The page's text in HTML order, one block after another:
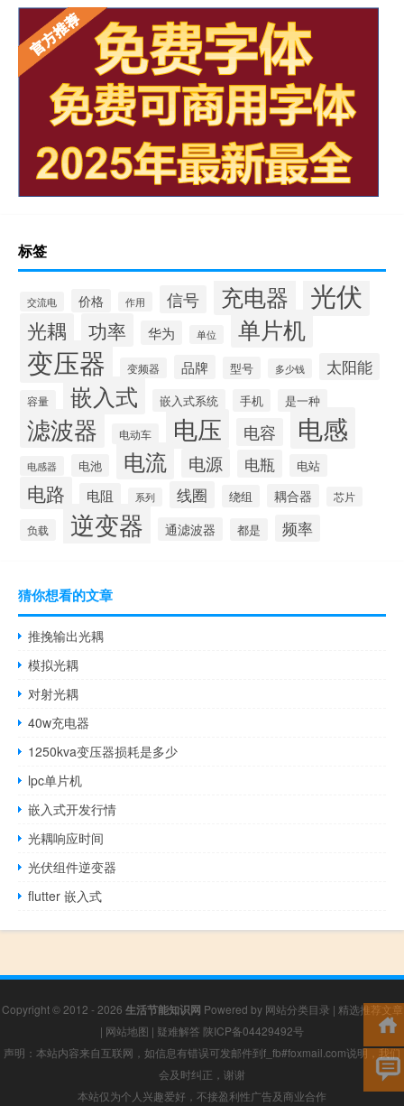
标签
交流电 价格 作用 信号 充电器 光伏
光耦 功率 华为 单位 单片机
变压器 变频器 品牌 型号 多少钱 太阳能
容量 嵌入式 嵌入式系统 手机 是一种
滤波器 电动车 电压 电容 电感
电感器 电池 电流 电源 电瓶 电站
电路 电阻 系列 线圈 绕组 耦合器 芯片
负载 逆变器 通滤波器 都是 频率
猜你想看的文章
推挽输出光耦
模拟光耦
对射光耦
40w充电器
1250kva变压器损耗是多少
lpc单片机
嵌入式开发行情
光耦响应时间
光伏组件逆变器
flutter 嵌入式
Copyright © 2012 - 2026 生活节能知识网 Powered by 网站分类目录 | 精选推荐文章
| 网站地图 | 疑难解答 陕ICP备04429492号
声明：本站内容来自互联网，如信息有错误可发邮件到f_fb#foxmail.com说明，我们
会及时纠正，谢谢
本站仅为个人兴趣爱好，不接盈利性广告及商业合作